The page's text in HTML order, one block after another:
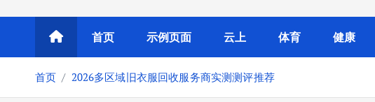
首页 示例页面 云上 体育 健康
首页 2026多区域旧衣服回收服务商实测测评推荐